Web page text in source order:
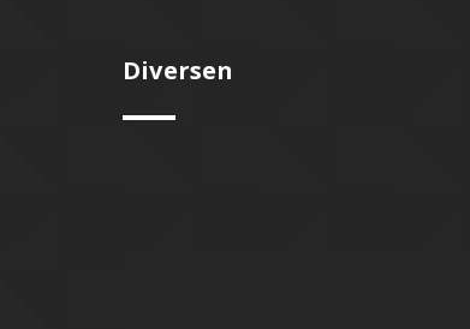
Diversen